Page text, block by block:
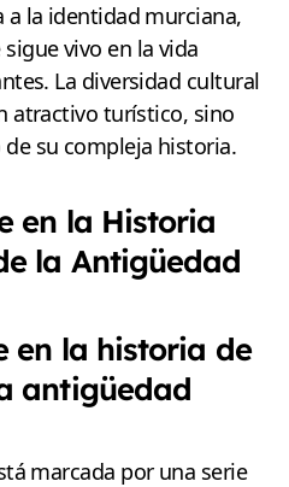
la identidad murciana,
vivo en la vida
La diversidad cultural
atractivo turístico, sino
su compleja historia.
en la Historia
la Antigüedad
en la historia de
antigüedad
marcada por una serie